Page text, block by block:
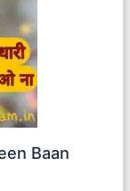
Baan